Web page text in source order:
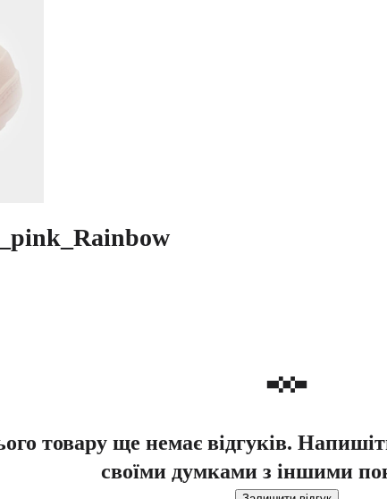
товару ще немає відгуків.
своїми думками з іншими